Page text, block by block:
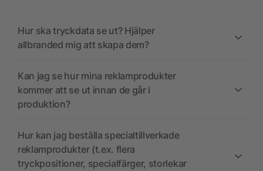
Hur ska tryckdata se ut? Hjälper
allbranded mig att skapa dem?
Kan jag se hur mina reklamprodukter
kommer att se ut innan de går i
produktion?
Hur kan jag beställa specialtillverkade
reklamprodukter (t.ex. flera
tryckpositioner, specialfärger, storlekar